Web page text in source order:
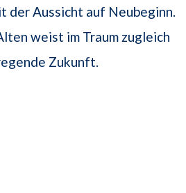
der Aussicht auf Neubeginn.
weist im Traum zugleich
Zukunft.